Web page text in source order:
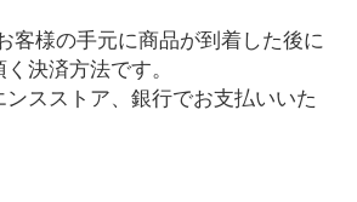
客様の手元に商品が到着した後に
決済方法です。
スストア、銀行でお支払いいた